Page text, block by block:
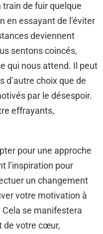
de fuir quelque
en essayant de l’éviter
deviennent
sentons coincés,
qui nous attend. Il peut
d’autre choix que de
par le désespoir.
effrayants,
pour une approche
l’inspiration pour
un changement
votre motivation à
se manifestera
de votre cœur,